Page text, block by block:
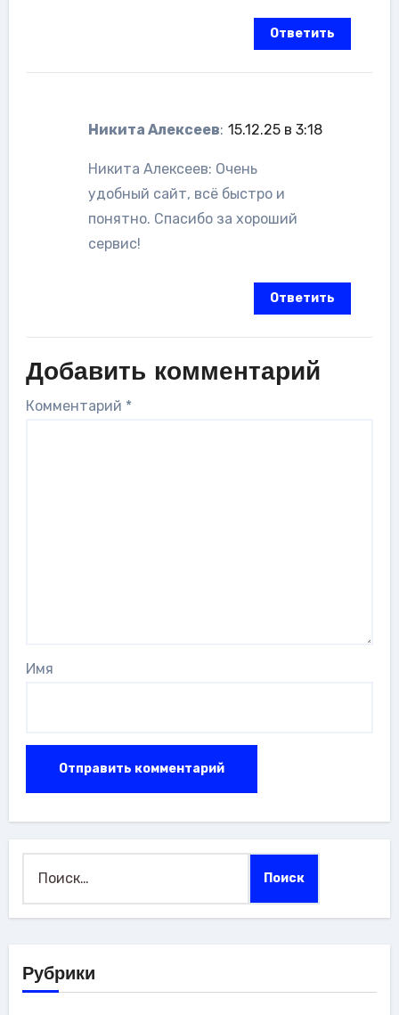
Ответить
Никита Алексеев: 15.12.25 в 3:18
Никита Алексеев: Очень
удобный сайт, всё быстро и
понятно. Спасибо за хороший
сервис!
Ответить
Добавить комментарий
Комментарий *
Имя
Рубрики